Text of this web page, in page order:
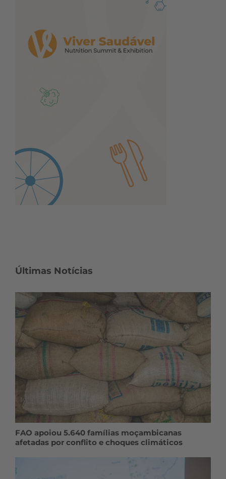
Últimas Notícias
FAO apoiou 5.640 famílias moçambicanas
afetadas por conflito e choques climáticos